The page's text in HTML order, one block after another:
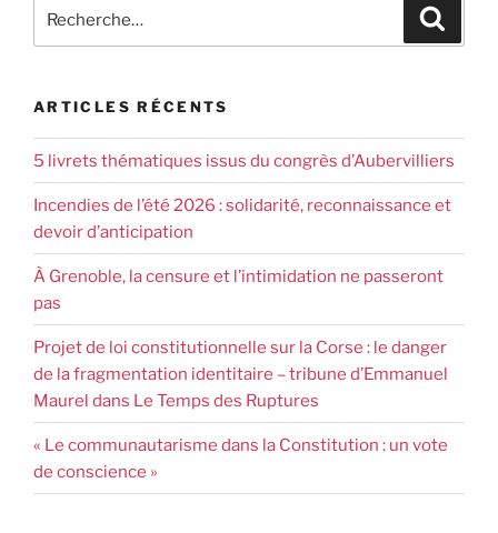
ARTICLES RÉCENTS
5 livrets thématiques issus du congrès d’Aubervilliers
Incendies de l’été 2026 : solidarité, reconnaissance et
devoir d’anticipation
À Grenoble, la censure et l’intimidation ne passeront
pas
Projet de loi constitutionnelle sur la Corse : le danger
de la fragmentation identitaire – tribune d’Emmanuel
Maurel dans Le Temps des Ruptures
« Le communautarisme dans la Constitution : un vote
de conscience »